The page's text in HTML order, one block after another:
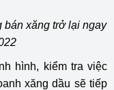
bán xăng trở lại ngay
hình, kiểm tra việc
xăng dầu sẽ tiếp